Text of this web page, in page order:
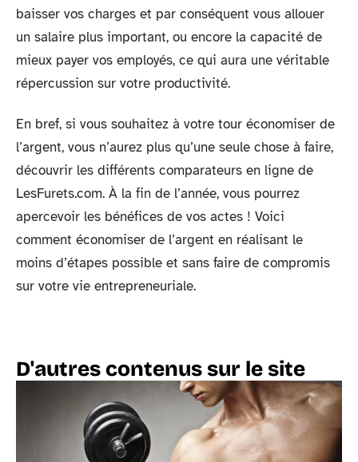
baisser vos charges et par conséquent vous allouer
un salaire plus important, ou encore la capacité de
mieux payer vos employés, ce qui aura une véritable
répercussion sur votre productivité.
En bref, si vous souhaitez à votre tour économiser de
l’argent, vous n’aurez plus qu’une seule chose à faire,
découvrir les différents comparateurs en ligne de
LesFurets.com. À la fin de l’année, vous pourrez
apercevoir les bénéfices de vos actes ! Voici
comment économiser de l’argent en réalisant le
moins d’étapes possible et sans faire de compromis
sur votre vie entrepreneuriale.
D'autres contenus sur le site